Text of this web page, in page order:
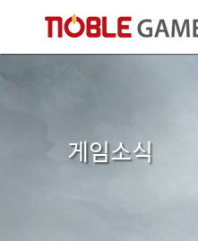
게임소식